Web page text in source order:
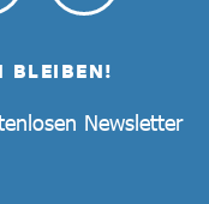
BLEIBEN!
Newsletter